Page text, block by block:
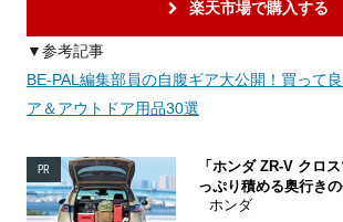
楽天市場で購入する
▼参考記事
BE-PAL編集部員の自腹ギア大公開！買って
ア＆アウトドア用品30選
PR
「ホンダ ZR-V クロ
っぷり積める奥行き
ホンダ